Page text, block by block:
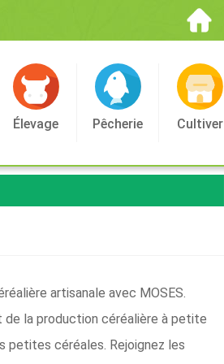
Élevage Pêcherie Cultiver
artisanale avec MOSES.
de la production céréalière à petite
petites céréales. Rejoignez les